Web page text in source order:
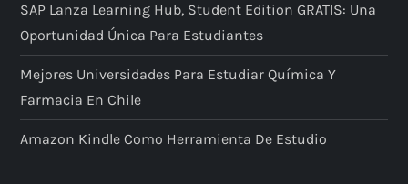
SAP Lanza Learning Hub, Student Edition GRATIS: Una
Oportunidad Única Para Estudiantes
Mejores Universidades Para Estudiar Química Y
Farmacia En Chile
Amazon Kindle Como Herramienta De Estudio